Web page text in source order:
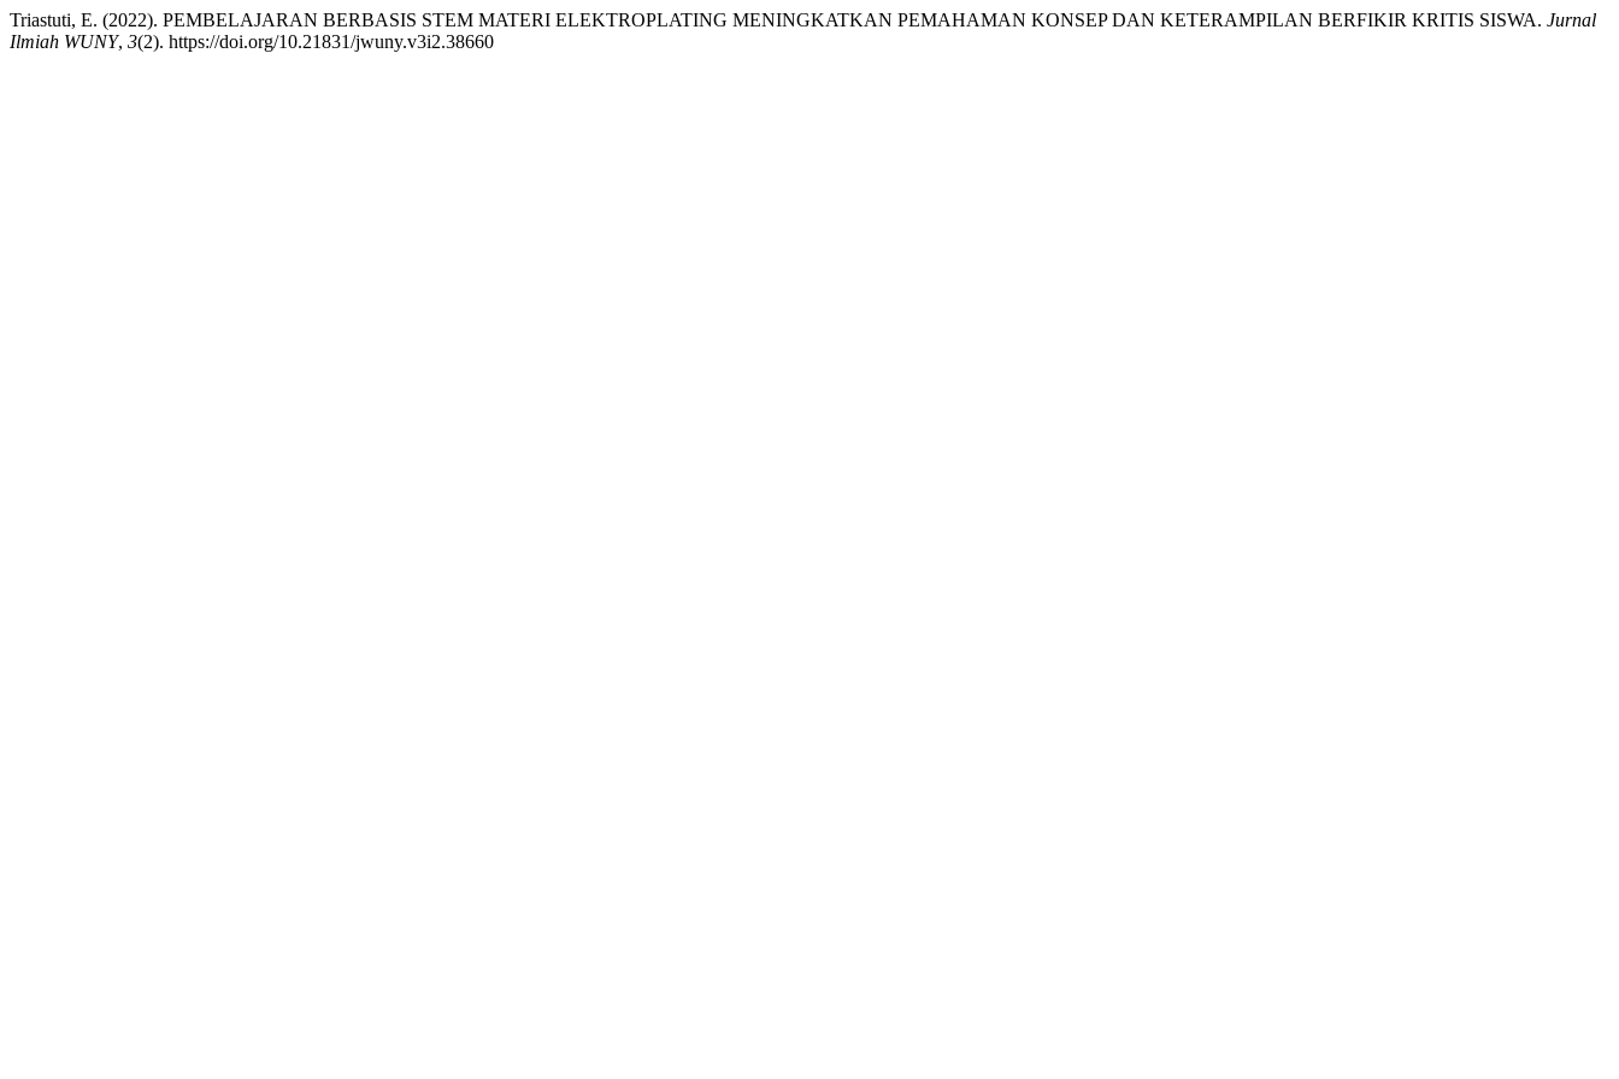
Triastuti, E. (2022). PEMBELAJARAN BERBASIS STEM MATERI ELEKTROPLATING MENINGKATKAN PEMAHAMAN KONSEP DAN KETERAMPILAN BERFIKIR KRITIS SISWA. Jurnal
Ilmiah WUNY, 3(2). https://doi.org/10.21831/jwuny.v3i2.38660